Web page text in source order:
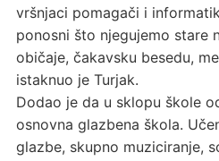
vršnjaci pomagači i
ponosni što njegujemo stare
običaje, čakavsku besedu,
istaknuo je Turjak.
Dodao je da u sklopu škole
osnovna glazbena škola.
glazbe, skupno muziciranje,